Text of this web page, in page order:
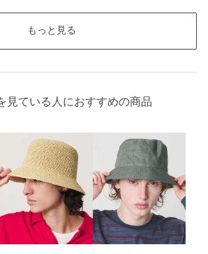
もっと見る
見ている人におすすめの商品